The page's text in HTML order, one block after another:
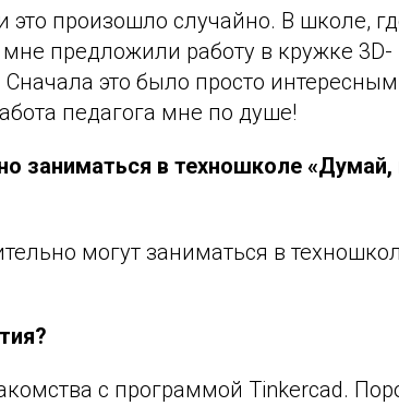
это произошло случайно. В школе,
предложили работу в кружке 3D-
это было просто
педагога мне по душе!
заниматься в техношколе «Думай,
могут заниматься в
с программой Tinkercad.